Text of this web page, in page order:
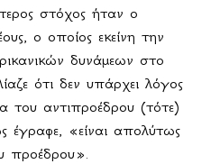
στόχος ήταν ο
ο οποίος εκείνη την
δυνάμεων στο
ότι δεν υπάρχει λόγος
του αντιπροέδρου (τότε)
έγραφε, «είναι απολύτως
προέδρου».